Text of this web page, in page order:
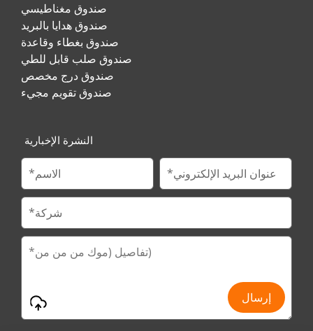
صندوق مغناطيسي
صندوق هدايا بالبريد
صندوق بغطاء وقاعدة
صندوق صلب قابل للطي
صندوق درج مخصص
صندوق تقويم مجيء
النشرة الإخبارية